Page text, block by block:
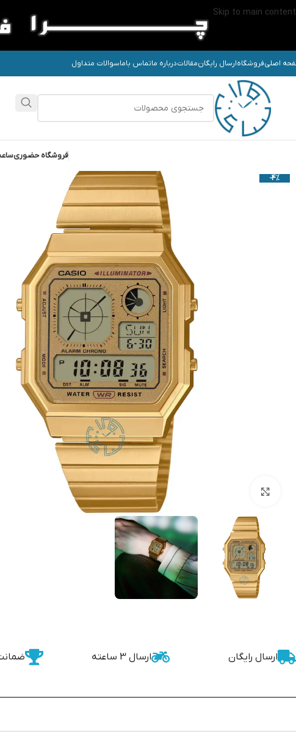
Skip to main content
اصلیفروشگاهارسال رایگانمقالاتدرباره ماتماس باماسوالات متداول
فروشگاه حضوری
-4%
ارسال رایگان ارسال 3 ساعته